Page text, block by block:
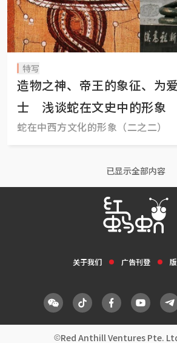
特写
造物之神、帝王的象征、为
士 浅谈蛇在文史中的形象
蛇在中西方文化的形象（二之二）
已显示全部内容
关于我们 广告刊登
Red Anthill Ventures Pte.